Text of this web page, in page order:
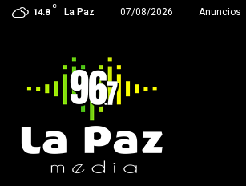
14.8
C
La Paz 07/08/2026 Anuncios
La próxima semana, Paz